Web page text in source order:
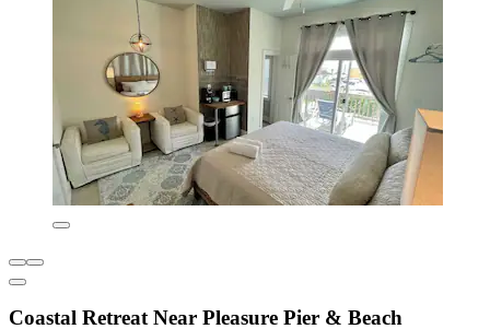
Coastal Retreat Near Pleasure Pier & Beach